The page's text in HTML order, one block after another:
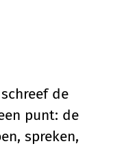
de
punt: de
spreken,